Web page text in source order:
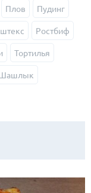
Плов Пудинг
Ростбиф
Тортилья